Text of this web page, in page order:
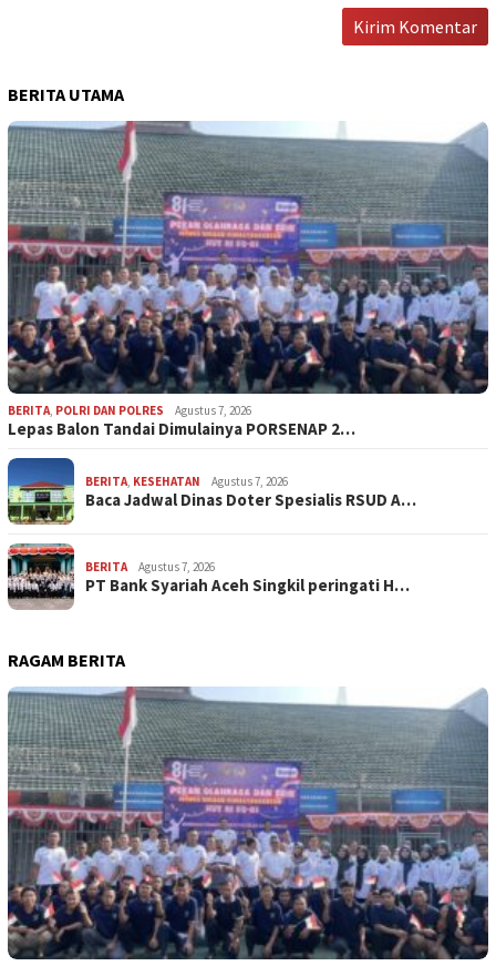
BERITA UTAMA
BERITA POLRI DAN POLRES Agustus 7, 2026
Lepas Balon Tandai Dimulainya PORSENAP 2…
BERITA KESEHATAN Agustus 7, 2026
Baca Jadwal Dinas Doter Spesialis RSUD A…
BERITA Agustus 7, 2026
PT Bank Syariah Aceh Singkil peringati H…
RAGAM BERITA